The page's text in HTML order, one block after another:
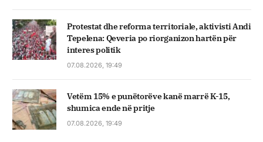
Protestat dhe reforma territoriale, aktivisti Andi
Tepelena: Qeveria po riorganizon hartën për
interes politik
07.08.2026, 19:49
Vetëm 15% e punëtorëve kanë marrë K-15,
shumica ende në pritje
07.08.2026, 19:49